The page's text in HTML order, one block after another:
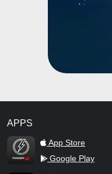
APPS
TraderFox Flash
App Store
Google Play